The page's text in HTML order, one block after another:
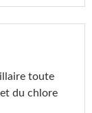
toute
du chlore